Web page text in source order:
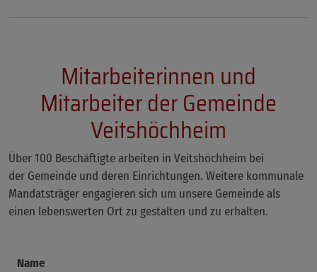
Mitarbeiterinnen und
Mitarbeiter der Gemeinde
Veitshöchheim
Über 100 Beschäftigte arbeiten in Veitshöchheim bei
der Gemeinde und deren Einrichtungen. Weitere kommunale
Mandatsträger engagieren sich um unsere Gemeinde als
einen lebenswerten Ort zu gestalten und zu erhalten.
Name